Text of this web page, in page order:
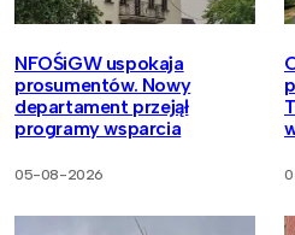
NFOŚiGW uspokaja
prosumentów. Nowy
departament przejął
programy wsparcia
05-08-2026